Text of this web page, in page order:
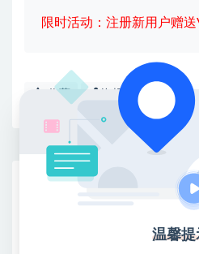
限时活动：注册新用户赠送
收藏 海报 链接
网赚基地简介
❤本站：本站整合多方资源站
温馨提